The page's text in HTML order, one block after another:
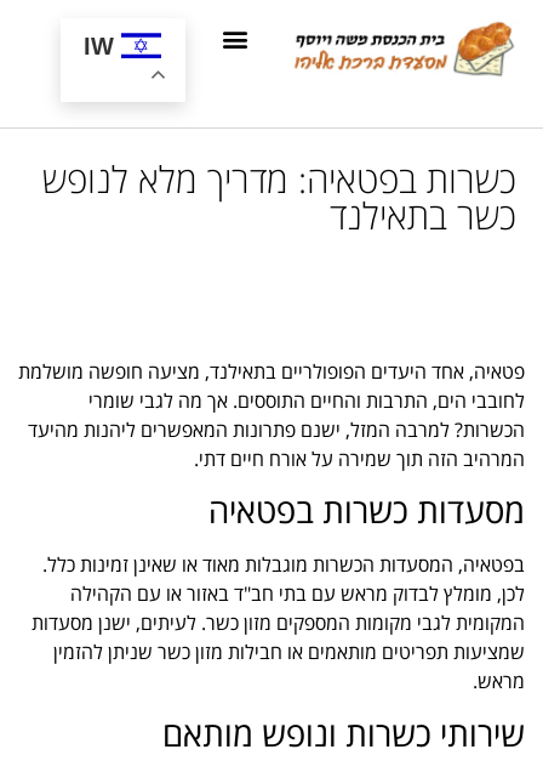
IW
כשרות בפטאיה: מדריך מלא לנופש
כשר בתאילנד
פטאיה, אחד היעדים הפופולריים בתאילנד, מציעה חופשה מושלמת
לחובבי הים, התרבות והחיים התוססים. אך מה לגבי שומרי
הכשרות? למרבה המזל, ישנם פתרונות המאפשרים ליהנות מהיעד
המרהיב הזה תוך שמירה על אורח חיים דתי.
מסעדות כשרות בפטאיה
בפטאיה, המסעדות הכשרות מוגבלות מאוד או שאינן זמינות כלל.
לכן, מומלץ לבדוק מראש עם בתי חב"ד באזור או עם הקהילה
המקומית לגבי מקומות המספקים מזון כשר. לעיתים, ישנן מסעדות
שמציעות תפריטים מותאמים או חבילות מזון כשר שניתן להזמין
מראש.
שירותי כשרות ונופש מותאם